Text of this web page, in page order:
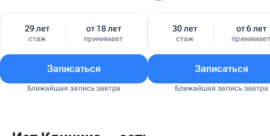
29 лет
стаж
от 18 лет
принимает
Записаться
Ближайшая запись завтра
30 лет
стаж
от 6 лет
принимает
Записаться
Ближайшая запись завтра